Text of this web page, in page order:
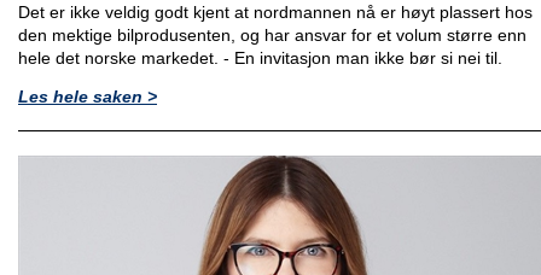
Det er ikke veldig godt kjent at nordmannen nå er høyt plassert hos
den mektige bilprodusenten, og har ansvar for et volum større enn
hele det norske markedet. - En invitasjon man ikke bør si nei til.
Les hele saken >